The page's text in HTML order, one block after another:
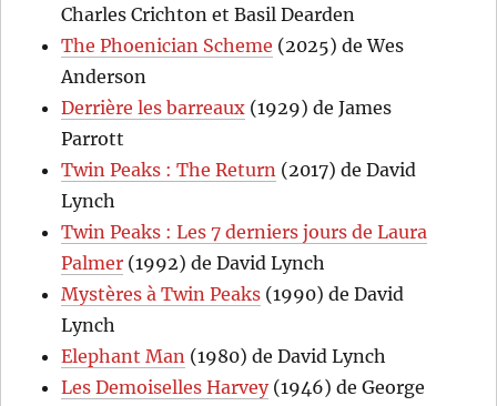
Charles Crichton et Basil Dearden
The Phoenician Scheme (2025) de Wes
Anderson
Derrière les barreaux (1929) de James
Parrott
Twin Peaks : The Return (2017) de David
Lynch
Twin Peaks : Les 7 derniers jours de Laura
Palmer (1992) de David Lynch
Mystères à Twin Peaks (1990) de David
Lynch
Elephant Man (1980) de David Lynch
Les Demoiselles Harvey(1946) de George